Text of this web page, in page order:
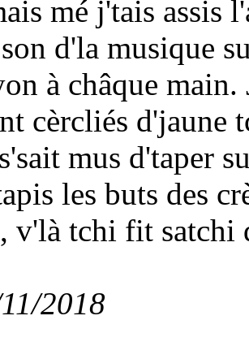
mé j'tais assis
d'la musique
à châque main.
cèrcliés d'jaune
mus d'taper
les buts des
v'là tchi fit satchi
2018